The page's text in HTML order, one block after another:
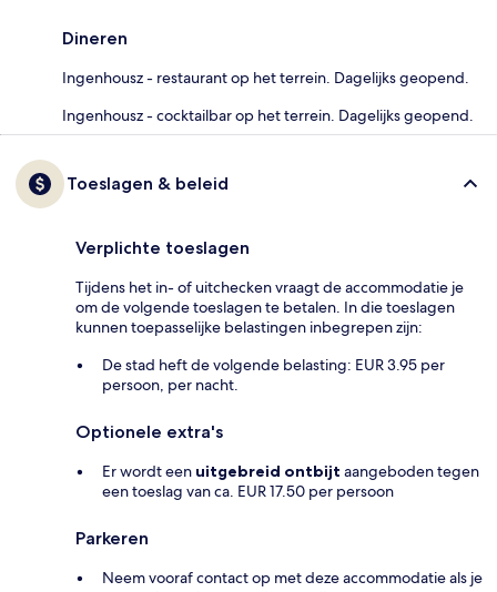
Dineren
Ingenhousz - restaurant op het terrein. Dagelijks geopend.
Ingenhousz - cocktailbar op het terrein. Dagelijks geopend.
Toeslagen & beleid
Verplichte toeslagen
Tijdens het in- of uitchecken vraagt de accommodatie je
om de volgende toeslagen te betalen. In die toeslagen
kunnen toepasselijke belastingen inbegrepen zijn:
De stad heft de volgende belasting: EUR 3.95 per
persoon, per nacht.
Optionele extra's
Er wordt een uitgebreid ontbijt aangeboden tegen
een toeslag van ca. EUR 17.50 per persoon
Parkeren
Neem vooraf contact op met deze accommodatie als je